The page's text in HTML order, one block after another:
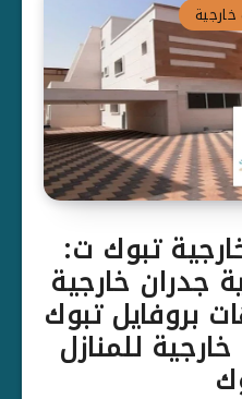
تبوك ت:
بوية جدران خارجية
بروفايل تبوك
للمنازل